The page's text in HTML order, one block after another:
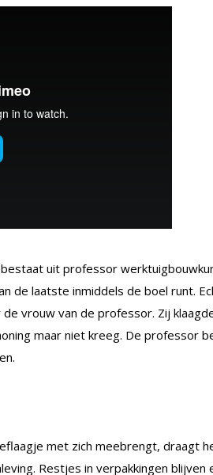
uit professor
de laatste inmiddels de boel runt.
vrouw van de professor. Zij
maar niet kreeg. De professor
met zich meebrengt, draagt
Restjes in verpakkingen